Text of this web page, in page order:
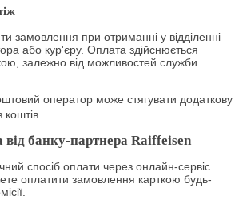
замовлення при отриманні у відділенні
або кур'єру. Оплата здійснюється
залежно від можливостей служби
оператор може стягувати додаткову
коштів.
банку-партнера Raiffeisen
спосіб оплати через онлайн-сервіс
оплатити замовлення карткою будь-